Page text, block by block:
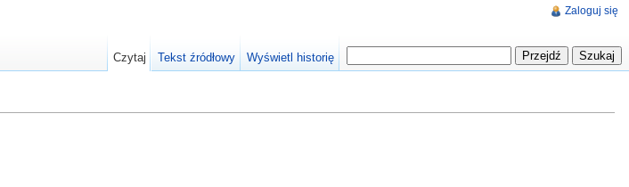
Zaloguj się
Czytaj Tekst źródłowy Wyświetl historię